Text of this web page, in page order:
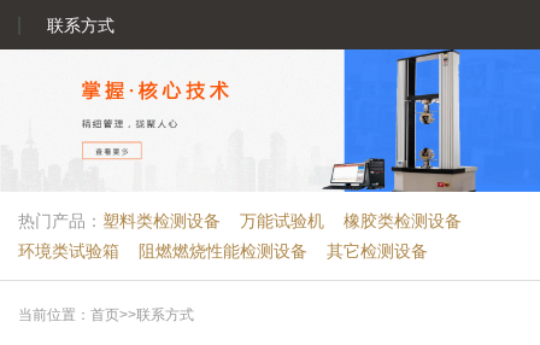
联系方式
热门产品： 塑料类检测设备 万能试验机
橡胶类检测设备
环境类试验箱
阻燃燃烧性能检测设备 其它检测设备
当前位置： 首页>>联系方式